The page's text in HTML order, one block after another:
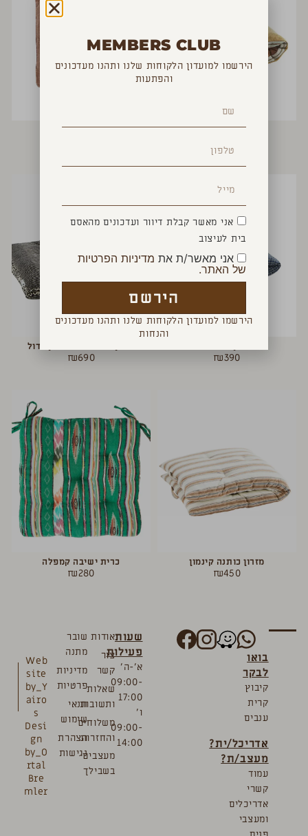
מזרן רביצה מחצלת ישיבה
₪390
מזרון כותנה שחור לבן גדול
₪690
מזרון כותנה קינמון
₪450
כרית ישיבה קמפלה
₪280
בואו
לבקר
קיבוץ
קרית
ענבים
אדריכל/ית?
מעצב/ת?
עמוד
קשרי
אדריכלים
ומעצבי
שעות
פעילות
א’-ה’
09:00-
17:00
ו’
09:00-
14:00
אודות
צור
קשר
שאלות
ותשובות
משלוחים
והחזרות
מעצבים
בשבילך
שובר
מתנה
מדיניות
פרטיות
תנאי
שימוש
הצהרת
נגישות
Web
site
by_Y
airo
s
Desi
gn
by_O
rtal
Bre
mler
MEMBERS CLUB
הירשמו למועדון הלקוחות שלנו ותהנו מעדכונים
והפתעות
אני מאשר קבלת דיוור ועדכונים מהאסם
בית לעיצוב
אני מאשר/ת את מדיניות הפרטיות
של האתר.
הירשם
הירשמו למועדון הלקוחות שלנו ותהנו מעדכונים
והנחות